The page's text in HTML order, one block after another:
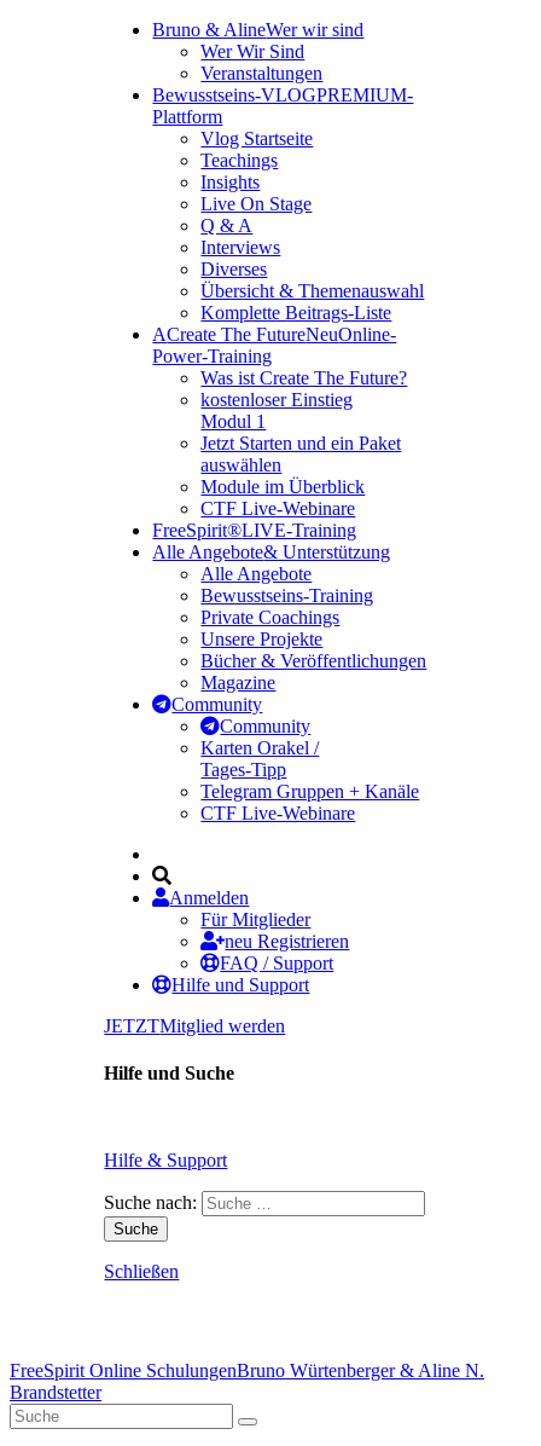
Bruno & AlineWer wir sind
Wer Wir Sind
Veranstaltungen
Bewusstseins-VLOGPREMIUM-
Plattform
Vlog Startseite
Teachings
Insights
Live On Stage
Q & A
Interviews
Diverses
Übersicht & Themenauswahl
Komplette Beitrags-Liste
ACreate The FutureNeuOnline-
Power-Training
Was ist Create The Future?
kostenloser Einstieg
Modul 1
Jetzt Starten und ein Paket
auswählen
Module im Überblick
CTF Live-Webinare
FreeSpirit®LIVE-Training
Alle Angebote& Unterstützung
Alle Angebote
Bewusstseins-Training
Private Coachings
Unsere Projekte
Bücher & Veröffentlichungen
Magazine
Community
Community
Karten Orakel /
Tages-Tipp
Telegram Gruppen + Kanäle
CTF Live-Webinare
Anmelden
Für Mitglieder
neu Registrieren
FAQ / Support
Hilfe und Support
JETZTMitglied werden
Hilfe und Suche
Hilfe & Support
Suche nach:
Schließen
FreeSpirit Online SchulungenBruno Würtenberger & Aline N.
Brandstetter